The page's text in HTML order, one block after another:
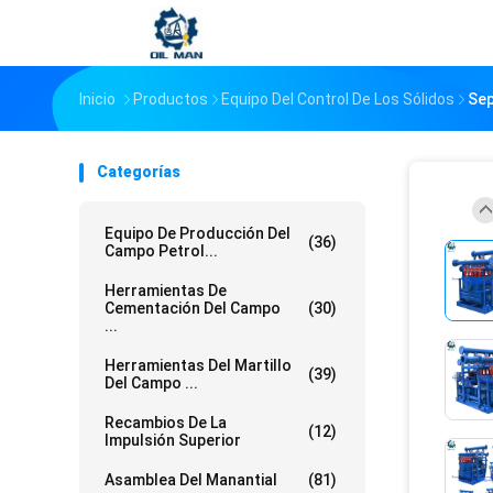
Inicio Productos Equipo Del Control De Los Sólidos
Categorías
Equipo De Producción Del
Campo Petrol...
(36)
Herramientas De
Cementación Del Campo
...
(30)
Herramientas Del Martillo
Del Campo ...
(39)
Recambios De La
Impulsión Superior
(12)
Asamblea Del Manantial (81)